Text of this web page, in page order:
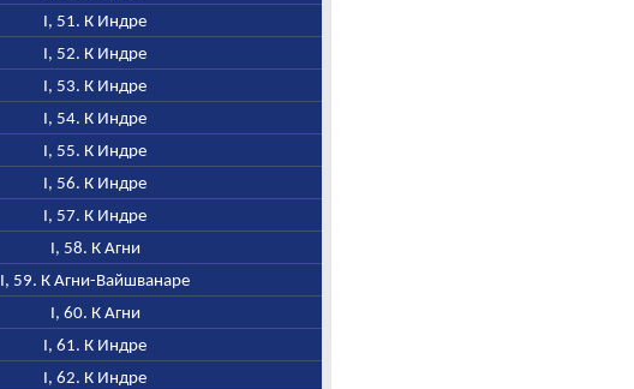
I, 51. К Индре
I, 52. К Индре
I, 53. К Индре
I, 54. К Индре
I, 55. К Индре
I, 56. К Индре
I, 57. К Индре
I, 58. К Агни
I, 59. К Агни-Вайшванаре
I, 60. К Агни
I, 61. К Индре
I, 62. К Индре